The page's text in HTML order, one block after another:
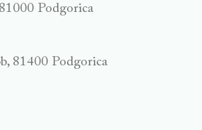
Podgorica
81400 Podgorica